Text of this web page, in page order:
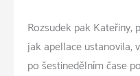
Rozsudek pak Kateřiny,
jak apellace ustanovila,
po šestinedělním čase